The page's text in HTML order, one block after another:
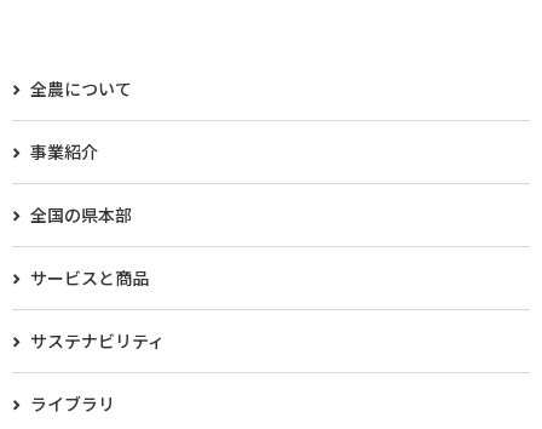
全農について
事業紹介
全国の県本部
サービスと商品
サステナビリティ
ライブラリ